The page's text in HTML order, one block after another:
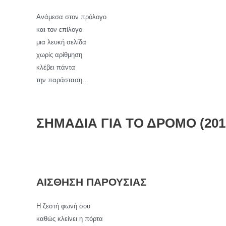
Ανάμεσα στον πρόλογο
και τον επίλογο
μια λευκή σελίδα
χωρίς αρίθμηση
κλέβει πάντα
την παράσταση…
ΣΗΜΑΔΙΑ ΓΙΑ ΤΟ ΔΡΟΜΟ
ΑΙΣΘΗΣΗ ΠΑΡΟΥΣΙΑΣ
Η ζεστή φωνή σου
καθώς κλείνει η πόρτα